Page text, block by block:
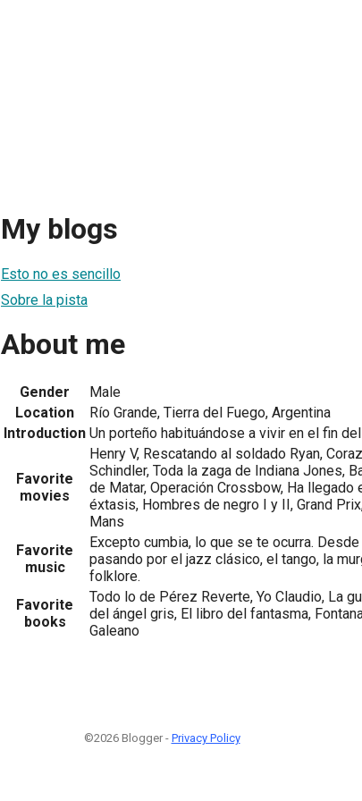
My blogs
Esto no es sencillo
Sobre la pista
About me
Gender
Male
Location
Río Grande, Tierra del Fuego, Argentina
Introduction Un porteño habituándose a vivir en el fin
Favorite
movies
Henry V, Rescatando al soldado Ryan,
Schindler, Toda la zaga de Indiana Jones,
de Matar, Operación Crossbow, Ha llegado
éxtasis, Hombres de negro I y II, Grand
Mans
Favorite
music
Excepto cumbia, lo que se te ocurra.
pasando por el jazz clásico, el tango, la
folklore.
Favorite
books
Todo lo de Pérez Reverte, Yo Claudio, La
del ángel gris, El libro del fantasma,
Galeano
©2026 Blogger - Privacy Policy